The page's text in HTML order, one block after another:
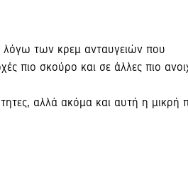
λόγω των κρεμ ανταυγειών που
πιο σκούρο και σε άλλες πιο
αλλά ακόμα και αυτή η μικρή